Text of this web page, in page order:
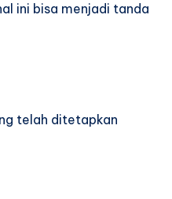
ini bisa menjadi tanda
telah ditetapkan